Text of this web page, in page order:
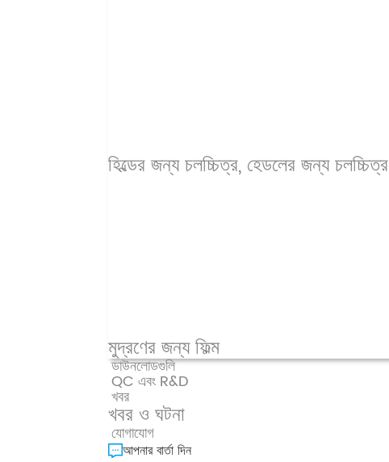
হিল্ডের জন্য চলচ্চিত্র, হেডলের জন্য চলচ্চিত্র
মুদ্রণের জন্য ফিল্ম
ডাউনলোডগুলি
QC এবং R&D
খবর
খবর ও ঘটনা
যোগাযোগ
আপনার বার্তা দিন